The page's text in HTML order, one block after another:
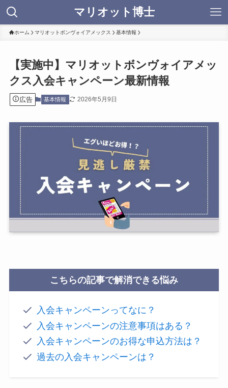
マリオット博士
ホーム マリオットボンヴォイアメックス 基本情報
【実施中】マリオットボンヴォイアメッ
クス入会キャンペーン最新情報
広告 基本情報 2026年5月9日
こちらの記事で解消できる悩み
入会キャンペーンってなに？
入会キャンペーンの注意事項はある？
入会キャンペーンのお得な申込方法は？
過去の入会キャンペーンは？